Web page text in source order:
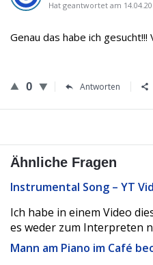
Hat geantwortet am
Genau das habe ich gesucht!!!
0 Antworten
Ähnliche Fragen
Instrumental Song – YT
Ich habe in einem Video
es weder zum Interpreten
Mann am Piano im Café